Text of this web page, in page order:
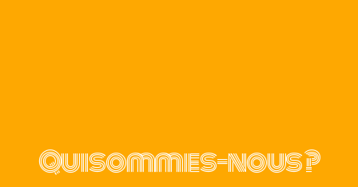
Qui sommes-nous ?